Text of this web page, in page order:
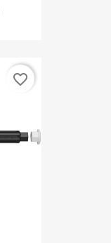
favorite_border